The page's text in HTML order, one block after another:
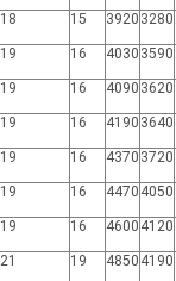
18 15 3920 3280
19 16 4030 3590
19 16 4090 3620
19 16 4190 3640
19 16 4370 3720
19 16 4470 4050
19 16 4600 4120
21 19 4850 4190